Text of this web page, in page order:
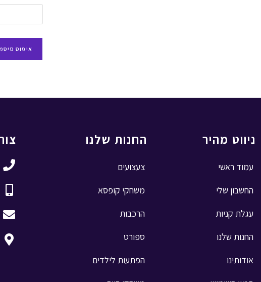
איפוס
ניווט מהיר
עמוד ראשי
החשבון שלי
עגלת קניות
החנות שלנו
אודותינו
החנות שלנו
צעצועים
משחקי קופסא
הרכבות
ספורט
הפתעות לילדים